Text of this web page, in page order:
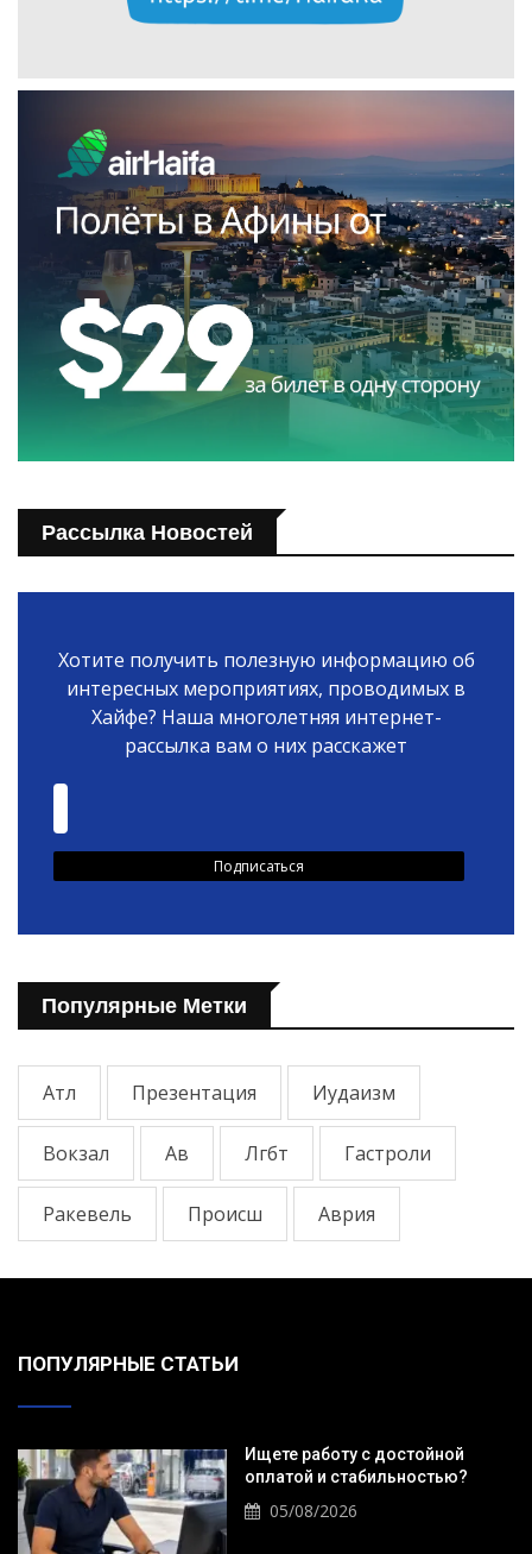
Рассылка Новостей
Хотите получить полезную информацию об
интересных мероприятиях, проводимых в
Хайфе? Наша многолетняя интернет-
рассылка вам о них расскажет
Популярные Метки
Атл Презентация Иудаизм
Вокзал Ав Лгбт Гастроли
Ракевель Происш Аврия
ПОПУЛЯРНЫЕ СТАТЬИ
Ищете работу с достойной
оплатой и стабильностью?
05/08/2026